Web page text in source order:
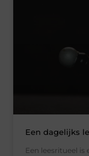
Een dagelijks
Een leesritueel